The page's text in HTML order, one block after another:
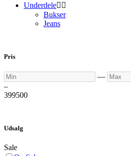
Underdele 
Bukser
Jeans
Pris
Min — Max
–
399500
Udsalg
Sale